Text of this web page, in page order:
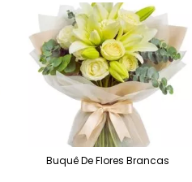
Buquê De Flores Brancas